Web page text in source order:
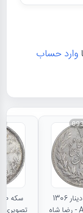
وارد حساب
سکه 5000 دینار 1306
تصویری -